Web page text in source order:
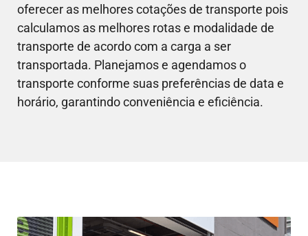
oferecer as melhores cotações de transporte pois
calculamos as melhores rotas e modalidade de
transporte de acordo com a carga a ser
transportada. Planejamos e agendamos o
transporte conforme suas preferências de data e
horário, garantindo conveniência e eficiência.